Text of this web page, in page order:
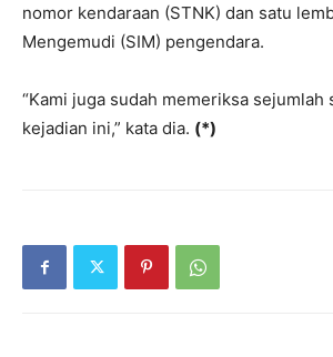
nomor kendaraan (STNK) dan satu
Mengemudi (SIM) pengendara.
“Kami juga sudah memeriksa sejumlah
kejadian ini,” kata dia. (*)